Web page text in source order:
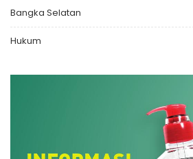
Bangka Selatan
Hukum